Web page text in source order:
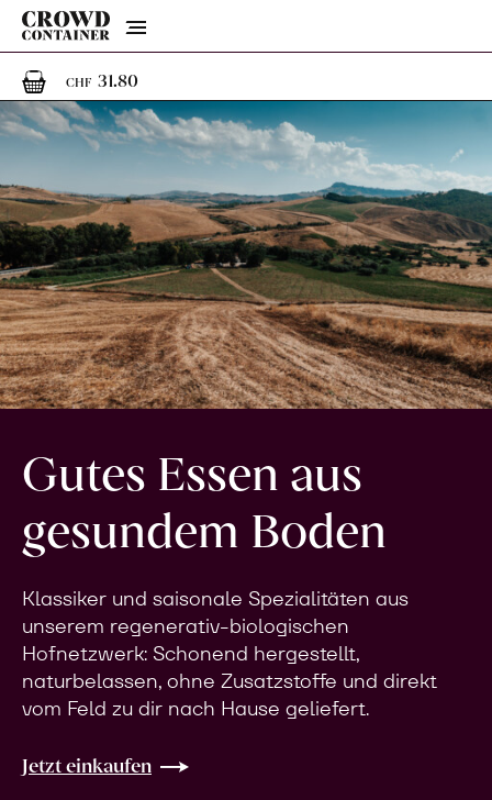
Menu
CHF 31.801 Artikel im Warenkorb
Gutes Essen aus
gesundem Boden
Klassiker und saisonale Spezialitäten aus
unserem regenerativ-biologischen
Hofnetzwerk: Schonend hergestellt,
naturbelassen, ohne Zusatzstoffe und direkt
vom Feld zu dir nach Hause geliefert.
Jetzt einkaufen